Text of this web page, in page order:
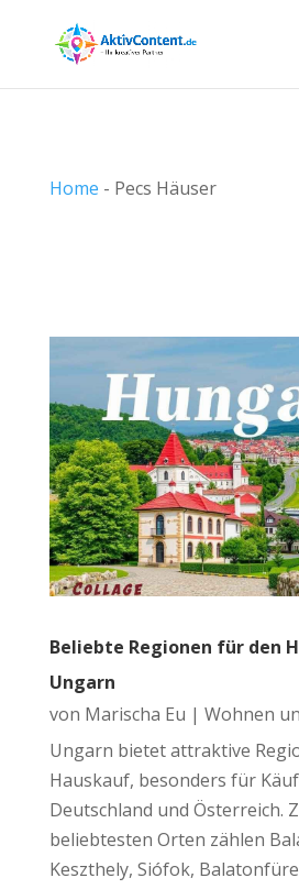
Home - Pecs Häuser
Beliebte Regionen für den
Ungarn
von Marischa Eu | Wohnen
Ungarn bietet attraktive
Hauskauf, besonders für
Deutschland und Österreich.
beliebtesten Orten zählen
Keszthely, Siófok,